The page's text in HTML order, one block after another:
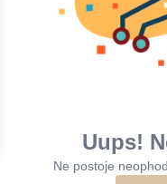
Uups!
Ne postoje